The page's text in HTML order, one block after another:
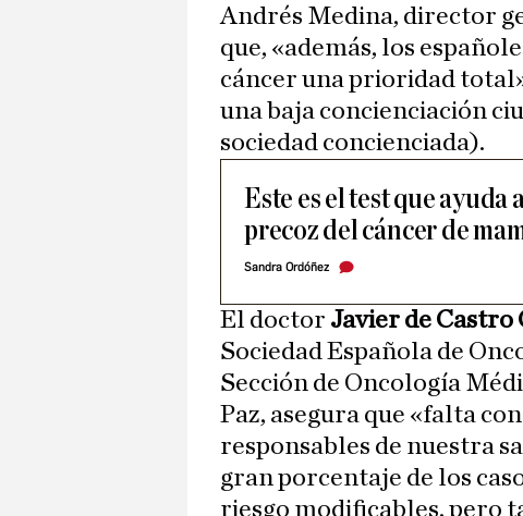
Andrés Medina, director
que, «además, los
cáncer una prioridad
una baja concienciación
sociedad concienciada).
Este es el test que ayuda
precoz del cáncer de
Sandra Ordóñez
El doctor Javier de Castro
Sociedad Española de
Sección de Oncología
Paz, asegura que «falta
responsables de nuestra
gran porcentaje de los
riesgo modificables, pero